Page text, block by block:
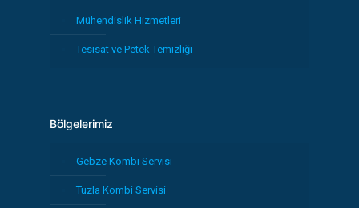
Mühendislik Hizmetleri
Tesisat ve Petek Temizliği
Bölgelerimiz
Gebze Kombi Servisi
Tuzla Kombi Servisi